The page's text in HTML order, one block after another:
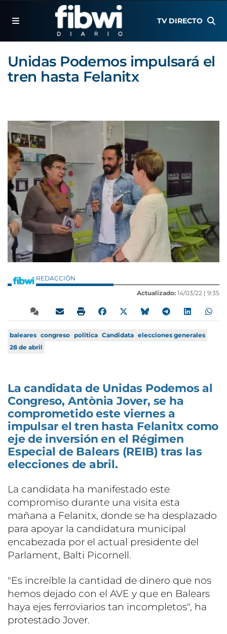
TV DIRECTO
Unidas Podemos impulsará el
tren hasta Felanitx
REDACCIÓN
Actualizado: 14/03/22 | 9:35
baleares congreso politica Candidata elecciones generales
28 de abril
La candidata de Unidas Podemos al
Congreso, Antònia Jover, se ha
comprometido este viernes a
impulsar el tren hasta Felanitx como
eje de inversión en el Régimen
Especial de Balears (REIB) tras las
elecciones de abril.
La candidata ha manifestado este
compromiso durante una visita esta
mañana a Felanitx, donde se ha desplazado
para apoyar la candidatura municipal
encabezada por el actual presidente del
Parlament, Balti Picornell.
"Es increíble la cantidad de dinero que nos
hemos dejado con el AVE y que en Balears
haya ejes ferroviarios tan incompletos", ha
protestado Jover.